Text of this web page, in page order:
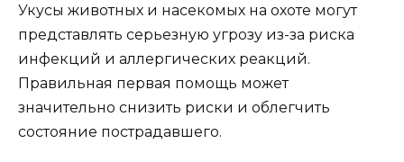
Укусы животных и насекомых на охоте могут
представлять серьезную угрозу из-за риска
инфекций и аллергических реакций.
Правильная первая помощь может
значительно снизить риски и облегчить
состояние пострадавшего.